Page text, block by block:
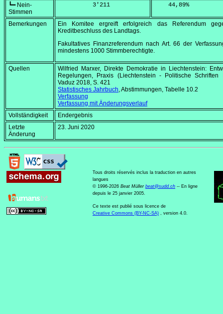
┗━ Nein-
Stimmen
          3'211
    44,89
%
Bemerkungen
Ein Komitee ergreift erfolgreich das Referendum
Kreditbeschluss des Landtags.
Fakultatives Finanzreferendum nach Art. 66 der
mindestens 1000 Stimmberechtigte.
Quellen
Wilfried Marxer, Direkte Demokratie in Liechtenstein:
Regelungen, Praxis (Liechtenstein - Politische Schriften
Vaduz 2018, S. 421
Statistisches Jahrbuch, Abstimmungen, Tabelle 10.2
Verfassung
Verfassung mit Änderungsverlauf
Vollständigkeit
Endergebnis
Letzte
Änderung
23. Juni 2020
Tous droits réservés inclus la traduction en autres
langues
© 1996-2026 Beat Müller beat@sudd.ch -- En ligne
depuis le 25 janvier 2005.
Ce texte est publié sous licence de
Creative Commons (BY-NC-SA) , version 4.0.